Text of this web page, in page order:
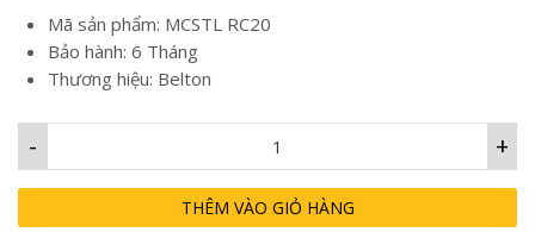
8,800,000₫.
Mã sản phẩm: MCSTL RC20
Bảo hành: 6 Tháng
Thương hiệu: Belton
+
-
THÊM VÀO GIỎ HÀNG